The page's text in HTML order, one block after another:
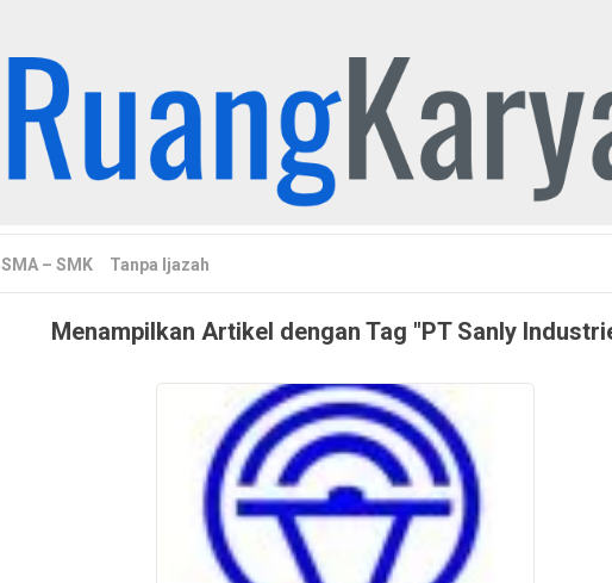
SMA – SMK Tanpa Ijazah
Menampilkan Artikel dengan Tag "PT Sanly